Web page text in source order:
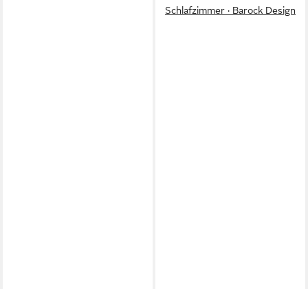
Schlafzimmer · Barock Design